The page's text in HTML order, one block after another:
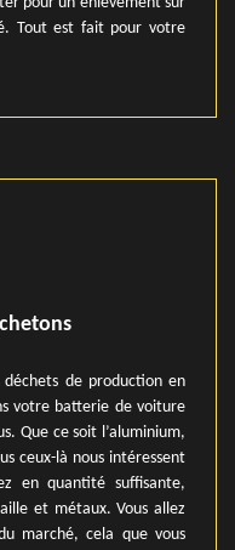
Tout est fait pour votre
de production en
votre batterie de voiture
Que ce soit l’aluminium,
ceux-là nous intéressent
en quantité suffisante,
et métaux. Vous allez
marché, cela que vous